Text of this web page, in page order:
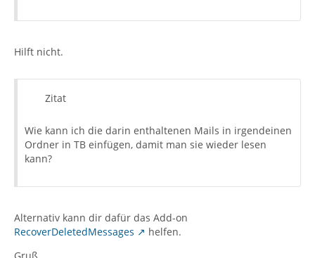
Hilft nicht.
Zitat
Wie kann ich die darin enthaltenen Mails in irgendeinen
Ordner in TB einfügen, damit man sie wieder lesen
kann?
Alternativ kann dir dafür das Add-on
RecoverDeletedMessages
helfen.